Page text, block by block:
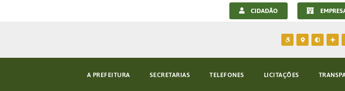
CIDADÃO
A PREFEITURA SECRETARIAS TELEFONES LICITAÇÕES